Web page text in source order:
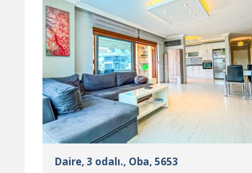
Daire, 3 odalı., Oba, 5653